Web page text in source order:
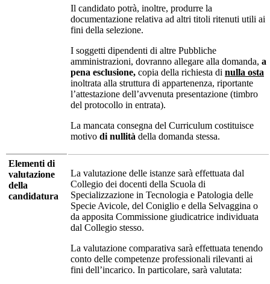
Il candidato potrà, inoltre, produrre la
documentazione relativa ad altri titoli ritenuti utili ai
fini della selezione.
I soggetti dipendenti di altre Pubbliche
amministrazioni, dovranno allegare alla domanda, a
pena esclusione, copia della richiesta di nulla osta
inoltrata alla struttura di appartenenza, riportante
l’attestazione dell’avvenuta presentazione (timbro
del protocollo in entrata).
La mancata consegna del Curriculum costituisce
motivo di nullità della domanda stessa.
Elementi di
valutazione
della
candidatura
La valutazione delle istanze sarà effettuata dal
Collegio dei docenti della Scuola di
Specializzazione in Tecnologia e Patologia delle
Specie Avicole, del Coniglio e della Selvaggina o
da apposita Commissione giudicatrice individuata
dal Collegio stesso.
La valutazione comparativa sarà effettuata tenendo
conto delle competenze professionali rilevanti ai
fini dell’incarico. In particolare, sarà valutata: